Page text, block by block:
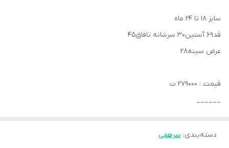
سایز ۱۸ تا ۲۴ ماه
قد۶۹ آستین۳۰ سرشانه تافاق۴۵
عرض سینه۲۸
قیمت : ۲۷۹۰۰۰ ت
______
دسته‌بندی: سرهمی